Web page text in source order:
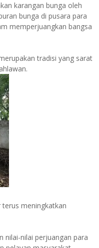
karangan bunga oleh
bunga di pusara para
memperjuangkan bangsa
tradisi yang sarat
meningkatkan
nilai-nilai perjuangan para